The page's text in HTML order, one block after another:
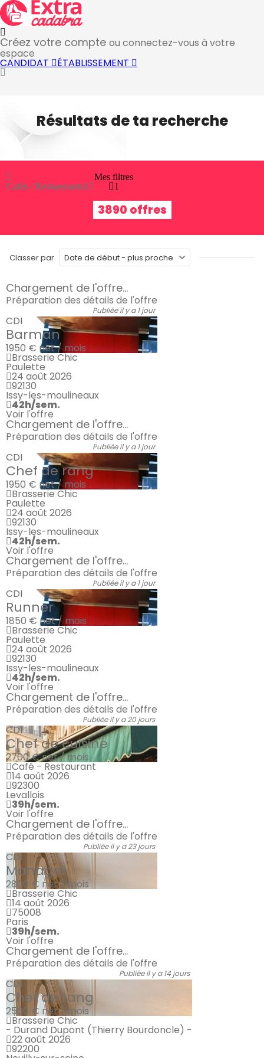
Créez votre compte ou connectez-vous à votre
espace
CANDIDAT ÉTABLISSEMENT
Résultats de ta recherche
Cafés / Restaurants1
Mes filtres
1
3890 offres
Classer par
Chargement de l'offre...
Préparation des détails de l'offre
Publiée il y a 1 jour
CDI
Barman
1950 € net / mois
Brasserie Chic
Paulette
24 août 2026
92130
Issy-les-moulineaux
42h/sem.
Voir l'offre
Chargement de l'offre...
Préparation des détails de l'offre
Publiée il y a 1 jour
CDI
Chef de rang
1950 € net / mois
Brasserie Chic
Paulette
24 août 2026
92130
Issy-les-moulineaux
42h/sem.
Voir l'offre
Chargement de l'offre...
Préparation des détails de l'offre
Publiée il y a 1 jour
CDI
Runner
1850 € net / mois
Brasserie Chic
Paulette
24 août 2026
92130
Issy-les-moulineaux
42h/sem.
Voir l'offre
Chargement de l'offre...
Préparation des détails de l'offre
Publiée il y a 20 jours
CDI
Chef de cuisine
2700 €net / mois
Café - Restaurant
14 août 2026
92300
Levallois
39h/sem.
Voir l'offre
Chargement de l'offre...
Préparation des détails de l'offre
Publiée il y a 23 jours
CDI
Manager
2800 € net / mois
Brasserie Chic
14 août 2026
75008
Paris
39h/sem.
Voir l'offre
Chargement de l'offre...
Préparation des détails de l'offre
Publiée il y a 14 jours
CDI
Chef de rang
2500 € net / mois
Brasserie Chic
- Durand Dupont (Thierry Bourdoncle) -
22 août 2026
92200